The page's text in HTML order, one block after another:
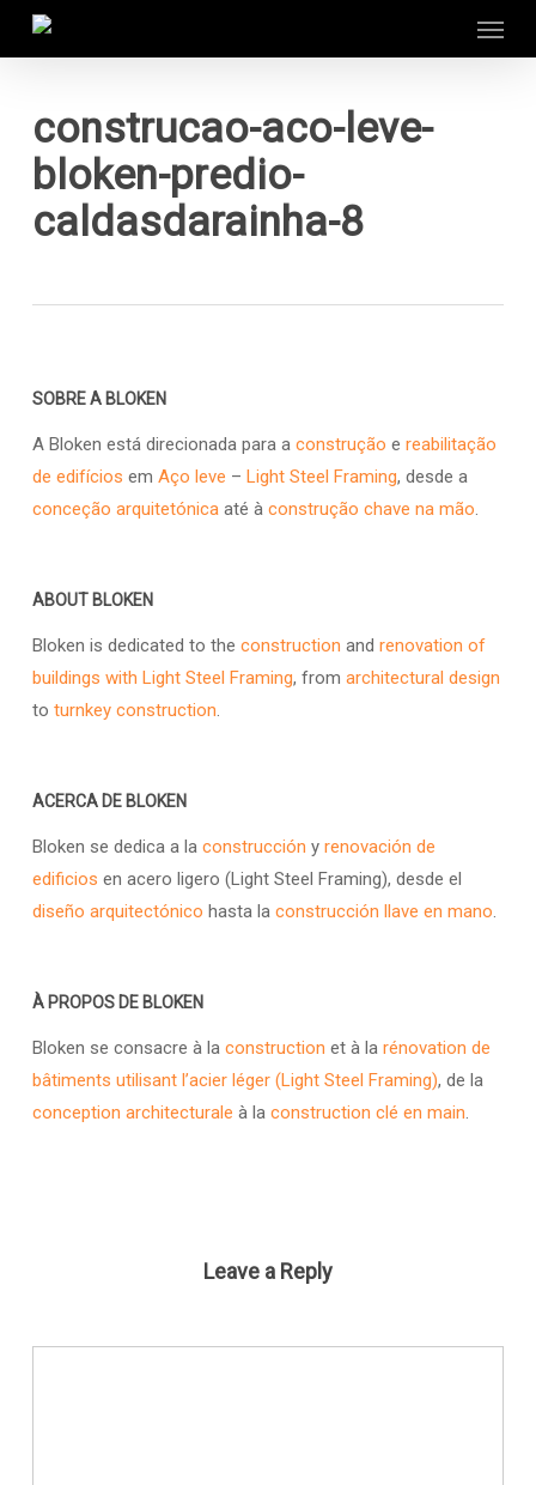
construcao-aco-leve-
bloken-predio-
caldasdarainha-8
SOBRE A BLOKEN
A Bloken está direcionada para a construção e reabilitação
de edifícios em Aço leve – Light Steel Framing, desde a
conceção arquitetónicaaté à construção chave na mão.
ABOUT BLOKEN
Bloken is dedicated to the construction and renovation of
buildings with Light Steel Framing, from architectural design
to turnkey construction.
ACERCA DE BLOKEN
Bloken se dedica a la construcción y renovación de
edificios en acero ligero (Light Steel Framing), desde el
diseño arquitectónico hasta la construcción llave en mano.
À PROPOS DE BLOKEN
Bloken se consacre à la construction et à la rénovation de
bâtiments utilisant l’acier léger (Light Steel Framing), de la
conception architecturale à la construction clé en main.
Leave a Reply